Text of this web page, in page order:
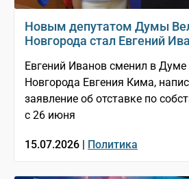
Новым депутатом Думы
Новгорода стал Евгений
Евгений Иванов сменил в Думе
Новгорода Евгения Кима,
заявление об отставке по
с 26 июня
15.07.2026 | Политика